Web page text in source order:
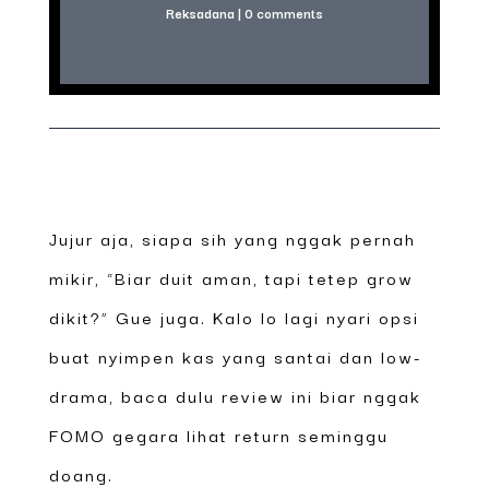
Reksadana | 0 comments
Jujur aja, siapa sih yang nggak pernah
mikir, “Biar duit aman, tapi tetep grow
dikit?” Gue juga. Kalo lo lagi nyari opsi
buat nyimpen kas yang santai dan low-
drama, baca dulu review ini biar nggak
FOMO gegara lihat return seminggu
doang.